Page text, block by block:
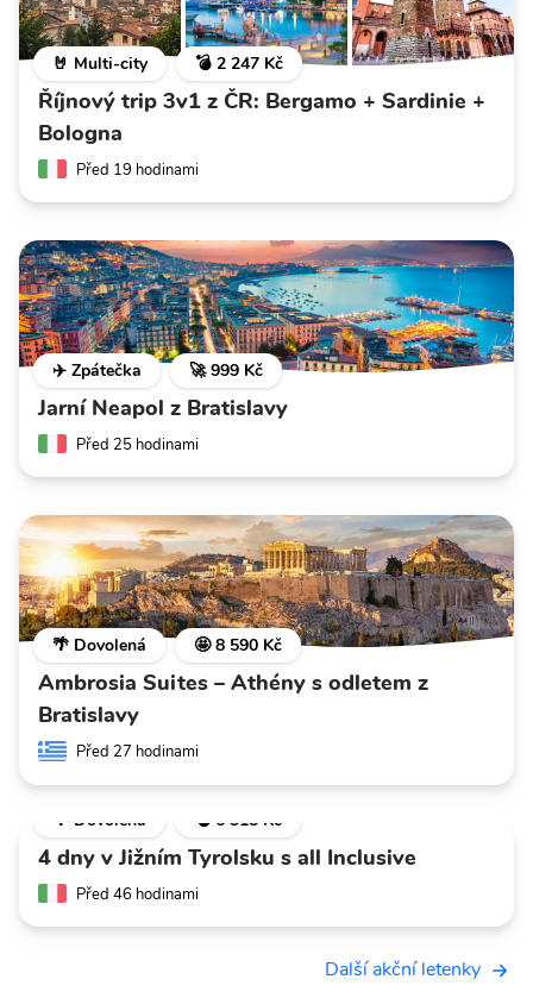
🤘 Multi-city 💣 2 247 Kč
Říjnový trip 3v1 z ČR: Bergamo + Sardinie +
Bologna
Před 19 hodinami
✈️ Zpátečka 🚀 999 Kč
Jarní Neapol z Bratislavy
Před 25 hodinami
🌴 Dovolená 🤩 8 590 Kč
Ambrosia Suites – Athény s odletem z
Bratislavy
Před 27 hodinami
🌴 Dovolená 💣 6 318 Kč
4 dny v Jižním Tyrolsku s all Inclusive
Před 46 hodinami
Další akční letenky